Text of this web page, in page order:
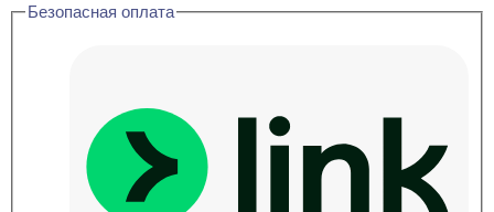
Безопасная оплата